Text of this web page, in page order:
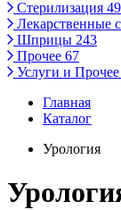
Стерилизация
Лекарственные
Шприцы 243
Прочее 67
Услуги и Прочее
Главная
Каталог
Урология